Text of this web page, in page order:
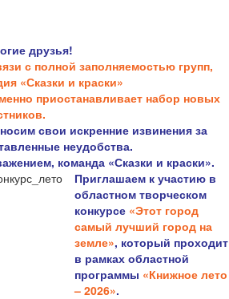
друзья!
с полной заполняемостью групп,
«Сказки и краски»
приостанавливает набор новых
свои искренние извинения за
неудобства.
команда «Сказки и краски».
Приглашаем к участию в
областном творческом
конкурсе «Этот город
самый лучший город на
земле», который проходит
в рамках областной
программы «Книжное лето
– 2026».